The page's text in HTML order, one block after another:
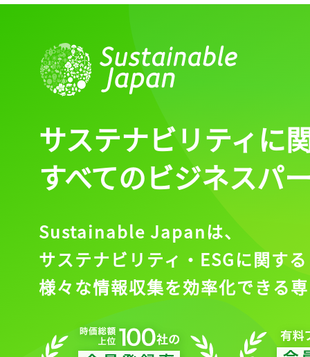
サステナビリティに
すべてのビジネスパ
Sustainable Japanは、
サステナビリティ・ESGに関する
様々な情報収集を効率化できる